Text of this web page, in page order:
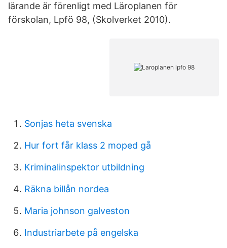
lärande är förenligt med Läroplanen för
förskolan, Lpfö 98, (Skolverket 2010).
Sonjas heta svenska
Hur fort får klass 2 moped gå
Kriminalinspektor utbildning
Räkna billån nordea
Maria johnson galveston
Industriarbete på engelska